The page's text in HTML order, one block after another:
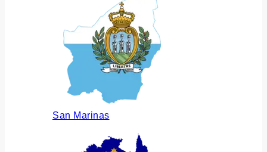
San Marinas